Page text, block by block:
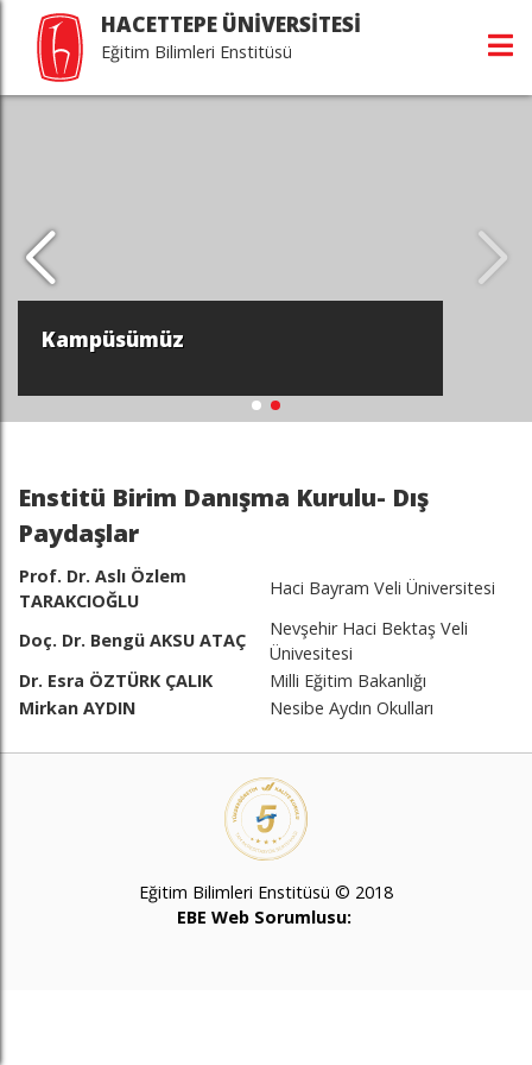
HACETTEPE ÜNİVERSİTESİ
Eğitim Bilimleri Enstitüsü
Kampüsümüz
Enstitü Birim Danışma Kurulu- Dış
Paydaşlar
Prof. Dr. Aslı Özlem
TARAKCIOĞLU
Haci Bayram Veli Üniversitesi
Doç. Dr. Bengü AKSU ATAÇ
Nevşehir Haci Bektaş Veli
Ünivesitesi
Dr. Esra ÖZTÜRK ÇALIK
Milli Eğitim Bakanlığı
Mirkan AYDIN
Nesibe Aydın Okulları
Eğitim Bilimleri Enstitüsü © 2018
EBE Web Sorumlusu: